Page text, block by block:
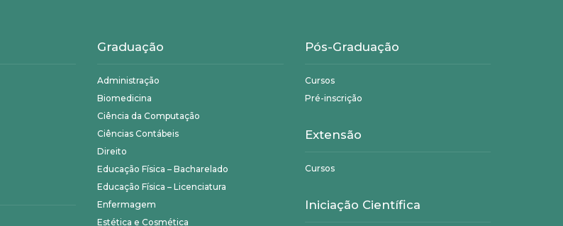
Graduação
Administração
Biomedicina
Ciência da Computação
Ciências Contábeis
Direito
Educação Física – Bacharelado
Educação Física – Licenciatura
Enfermagem
Estética e Cosmética
Pós-Graduação
Cursos
Pré-inscrição
Extensão
Cursos
Iniciação Científica